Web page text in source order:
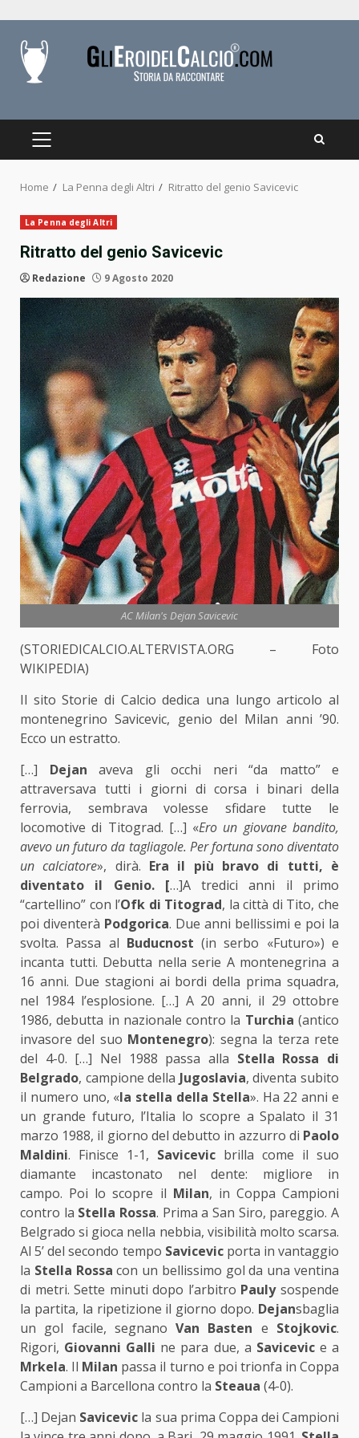
content
PRIMARY
Home La Penna degli Altri Ritratto del genio Savicevic
La Penna degli Altri
Ritratto del genio Savicevic
Redazione 9 Agosto 2020
AC Milan's Dejan Savicevic
(STORIEDICALCIO.ALTERVISTA.ORG – Foto
WIKIPEDIA)
Il sito Storie di Calcio dedica una lungo articolo al
montenegrino Savicevic, genio del Milan anni ’90.
Ecco un estratto.
[…] Dejan aveva gli occhi neri “da matto” e
attraversava tutti i giorni di corsa i binari della
ferrovia, sembrava volesse sfidare tutte le
locomotive di Titograd. […] «Ero un giovane bandito,
avevo un futuro da tagliagole. Per fortuna sono diventato
un calciatore», dirà. Era il più bravo di tutti, è
diventato il Genio. […]A tredici anni il primo
“cartellino” con l’Ofk di Titograd, la città di Tito, che
poi diventerà Podgorica. Due anni bellissimi e poi la
svolta. Passa al Buducnost (in serbo «Futuro») e
incanta tutti. Debutta nella serie A montenegrina a
16 anni. Due stagioni ai bordi della prima squadra,
nel 1984 l’esplosione. […] A 20 anni, il 29 ottobre
1986, debutta in nazionale contro la Turchia (antico
invasore del suo Montenegro): segna la terza rete
del 4-0. […] Nel 1988 passa alla Stella Rossa di
Belgrado, campione della Jugoslavia, diventa subito
il numero uno, «la stella della Stella». Ha 22 anni e
un grande futuro, l’Italia lo scopre a Spalato il 31
marzo 1988, il giorno del debutto in azzurro di Paolo
Maldini. Finisce 1-1, Savicevic brilla come il suo
diamante incastonato nel dente: migliore in
campo. Poi lo scopre il Milan, in Coppa Campioni
contro la Stella Rossa. Prima a San Siro, pareggio. A
Belgrado si gioca nella nebbia, visibilità molto scarsa.
Al 5’ del secondo tempo Savicevicporta in vantaggio
la Stella Rossa con un bellissimo gol da una ventina
di metri. Sette minuti dopo l’arbitro Paulysospende
la partita, la ripetizione il giorno dopo. Dejansbaglia
un gol facile, segnanoVan Basten e Stojkovic.
Rigori, Giovanni Galli ne para due, a Savicevice a
Mrkela. Il Milan passa il turno e poi trionfa in Coppa
Campioni a Barcellona contro la Steaua (4-0).
[…] Dejan Savicevic la sua prima Coppa dei Campioni